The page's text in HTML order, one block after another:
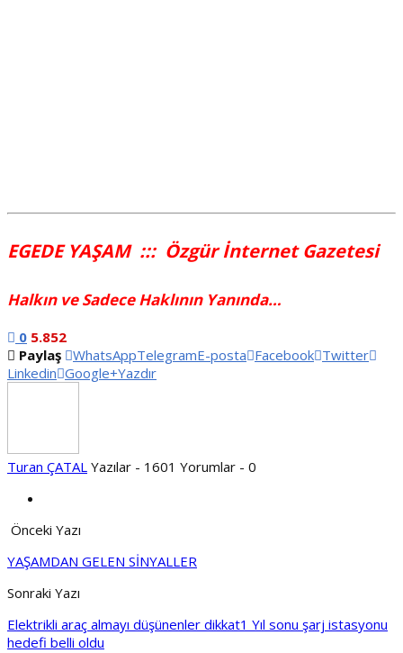
EGEDE YAŞAM ::: Özgür İnternet Gazetesi
Halkın ve Sadece Haklının Yanında…
0 5.852
Paylaş
WhatsAppTelegramE-posta Facebook Twitter
Linkedin Google+Yazdır
Turan ÇATAL Yazılar - 1601 Yorumlar - 0
Önceki Yazı
YAŞAMDAN GELEN SİNYALLER
Sonraki Yazı
Elektrikli araç almayı düşünenler dikkat1 Yıl sonu şarj istasyonu
hedefi belli oldu